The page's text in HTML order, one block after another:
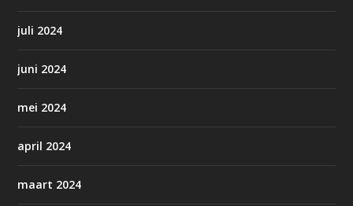
juli 2024
juni 2024
mei 2024
april 2024
maart 2024